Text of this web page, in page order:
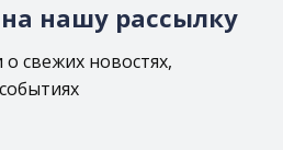
нашу рассылку
свежих новостях,